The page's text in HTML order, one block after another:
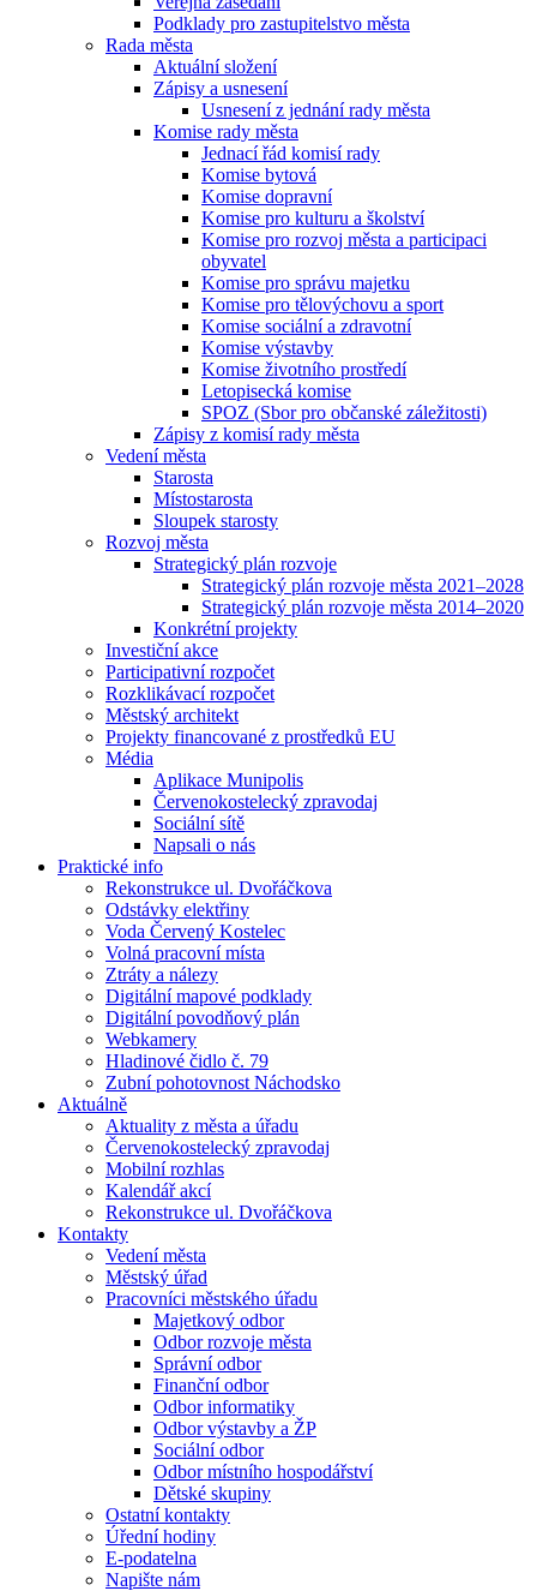
Podklady pro zastupitelstvo města
Rada města
Aktuální složení
Zápisy a usnesení
Usnesení z jednání rady města
Komise rady města
Jednací řád komisí rady
Komise bytová
Komise dopravní
Komise pro kulturu a školství
Komise pro rozvoj města a participaci
obyvatel
Komise pro správu majetku
Komise pro tělovýchovu a sport
Komise sociální a zdravotní
Komise výstavby
Komise životního prostředí
Letopisecká komise
SPOZ (Sbor pro občanské záležitosti)
Zápisy z komisí rady města
Vedení města
Starosta
Místostarosta
Sloupek starosty
Rozvoj města
Strategický plán rozvoje
Strategický plán rozvoje města 2021–2028
Strategický plán rozvoje města 2014–2020
Konkrétní projekty
Investiční akce
Participativní rozpočet
Rozklikávací rozpočet
Městský architekt
Projekty financované z prostředků EU
Média
Aplikace Munipolis
Červenokostelecký zpravodaj
Sociální sítě
Napsali o nás
Praktické info
Rekonstrukce ul. Dvořáčkova
Odstávky elektřiny
Voda Červený Kostelec
Volná pracovní místa
Ztráty a nálezy
Digitální mapové podklady
Digitální povodňový plán
Webkamery
Hladinové čidlo č. 79
Zubní pohotovnost Náchodsko
Aktuálně
Aktuality z města a úřadu
Červenokostelecký zpravodaj
Mobilní rozhlas
Kalendář akcí
Rekonstrukce ul. Dvořáčkova
Kontakty
Vedení města
Městský úřad
Pracovníci městského úřadu
Majetkový odbor
Odbor rozvoje města
Správní odbor
Finanční odbor
Odbor informatiky
Odbor výstavby a ŽP
Sociální odbor
Odbor místního hospodářství
Dětské skupiny
Ostatní kontakty
Úřední hodiny
E-podatelna
Napište nám